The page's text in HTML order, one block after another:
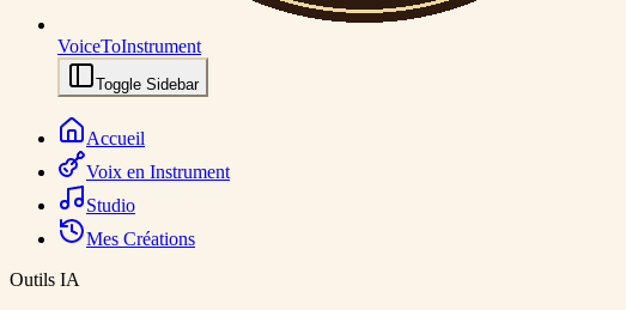
VoiceToInstrument
Toggle Sidebar
Accueil
Voix en Instrument
Studio
Mes Créations
Outils IA